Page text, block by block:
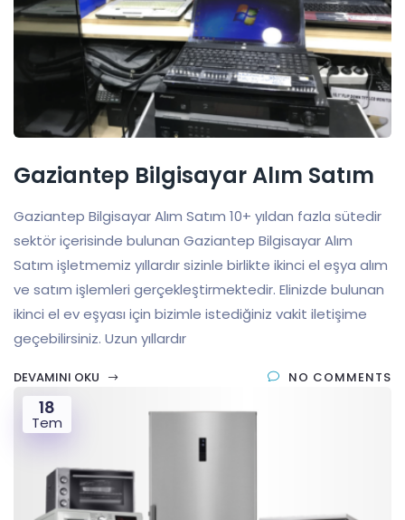
Gaziantep Bilgisayar Alım Satım
Gaziantep Bilgisayar Alım Satım 10+ yıldan fazla sütedir
sektör içerisinde bulunan Gaziantep Bilgisayar Alım
Satım işletmemiz yıllardır sizinle birlikte ikinci el eşya alım
ve satım işlemleri gerçekleştirmektedir. Elinizde bulunan
ikinci el ev eşyası için bizimle istediğiniz vakit iletişime
geçebilirsiniz. Uzun yıllardır
DEVAMINI OKU NO COMMENTS
18
Tem